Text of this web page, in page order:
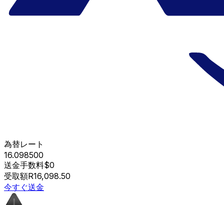
為替レート
16.098500
送金手数料$0
受取額R16,098.50
今すぐ送金